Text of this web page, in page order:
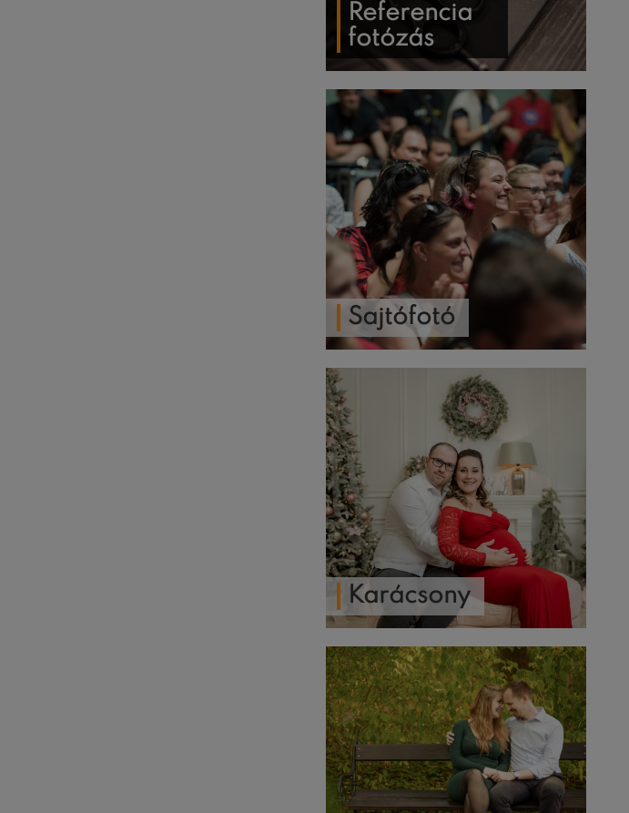
Referencia
fotózás
Sajtófotó
Karácsony